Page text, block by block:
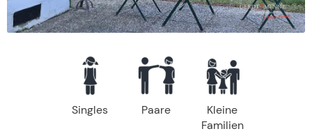
Singles Paare
Kleine
Familien